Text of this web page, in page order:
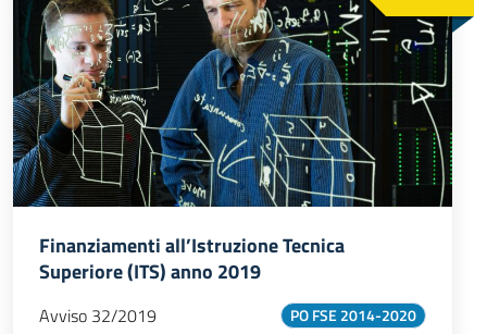
Finanziamenti all’Istruzione Tecnica
Superiore (ITS) anno 2019
Avviso 32/2019 PO FSE 2014-2020